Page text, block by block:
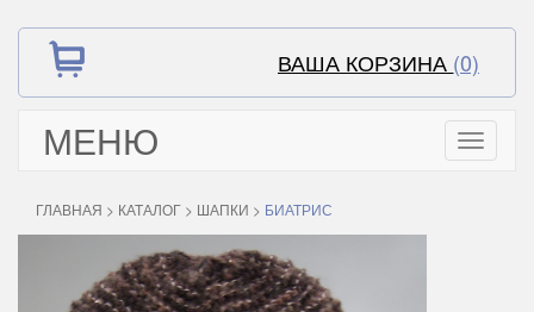
ВАША КОРЗИНА (0)
МЕНЮ
Toggle
ГЛАВНАЯ > КАТАЛОГ > ШАПКИ > БИАТРИС